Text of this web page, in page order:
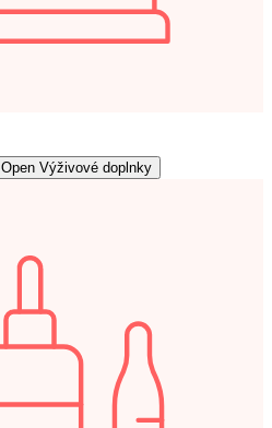
Open Výživové doplnky